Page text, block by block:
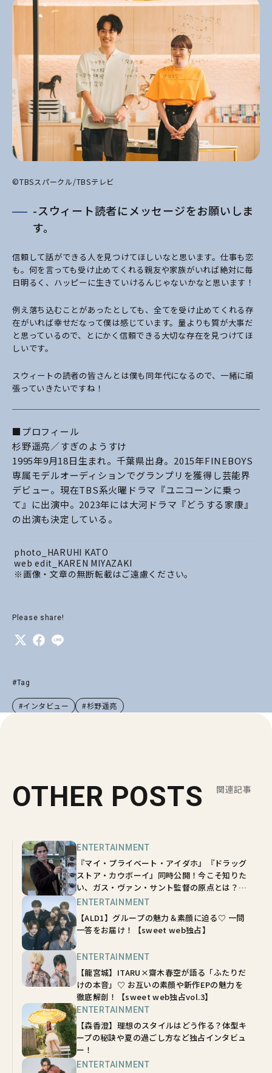
©TBSスパークル/TBSテレビ
-スウィート読者にメッセージをお願いしま
す。
信頼して話ができる人を見つけてほしいなと思います。仕事も恋
も。何を言っても受け止めてくれる親友や家族がいれば絶対に毎
日明るく、ハッピーに生きていけるんじゃないかなと思います！
例え落ち込むことがあったとしても、全てを受け止めてくれる存
在がいれば幸せだなって僕は感じています。量よりも質が大事だ
と思っているので、とにかく信頼できる大切な存在を見つけてほ
しいです。
スウィートの読者の皆さんとは僕も同年代になるので、一緒に頑
張っていきたいですね！
■プロフィール
杉野遥亮／すぎのようすけ
1995年9月18日生まれ。千葉県出身。2015年FINEBOYS
専属モデルオーディションでグランプリを獲得し芸能界
デビュー。現在TBS系火曜ドラマ『ユニコーンに乗っ
て』に出演中。2023年には大河ドラマ『どうする家康』
の出演も決定している。
photo_HARUHI KATO
web edit_KAREN MIYAZAKI
※画像・文章の無断転載はご遠慮ください。
Please share!
#Tag
#インタビュー #杉野遥亮
OTHER POSTS 関連記事
ENTERTAINMENT
『マイ・プライベート・アイダホ』『ドラッグ
ストア・カウボーイ』同時公開！今こそ知りた
い、ガス・ヴァン・サント監督の原点とは？
【sweetムービーインタビュー】
ENTERTAINMENT
【ALD1】グループの魅力＆素顔に迫る♡ 一問
一答をお届け！【sweet web独占】
ENTERTAINMENT
【龍宮城】ITARU×齋木春空が語る「ふたりだ
けの本音」♡ お互いの素顔や新作EPの魅力を
徹底解剖！【sweet web独占vol.3】
ENTERTAINMENT
【森香澄】理想のスタイルはどう作る？体型キ
ープの秘訣や夏の過ごし方など独占インタビュ
ー！
ENTERTAINMENT